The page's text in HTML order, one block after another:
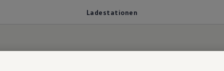
Ladestationen